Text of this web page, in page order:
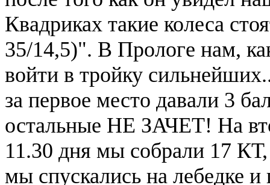
Квадриках такие колеса
35/14,5)". В Прологе нам,
войти в тройку
за первое место давали 3
остальные НЕ ЗАЧЕТ! На
11.30 дня мы собрали 17
мы спускались на лебедке